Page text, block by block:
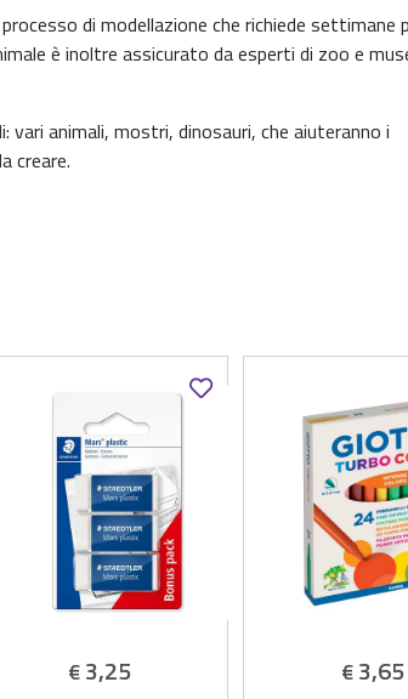
di modellazione che richiede settimane
è inoltre assicurato da esperti di zoo e
animali, mostri, dinosauri, che aiuteranno i
creare.
€3,25 €3,65